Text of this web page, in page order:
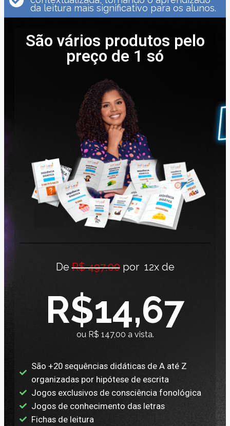
da leitura mais significativo para os alunos.
São vários produtos pelo
preço de 1 só
DeR$ 497,00por 12x de
R$14,67
ou R$ 147,00 a vista.
São +20 sequências didáticas de A até Z
organizadas por hipótese de escrita
Jogos exclusivos de consciência fonológica
Jogos de conhecimento das letras
Fichas de leitura